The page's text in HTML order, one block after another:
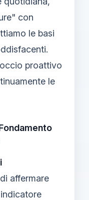
con
le basi
proattivo
le
affermare